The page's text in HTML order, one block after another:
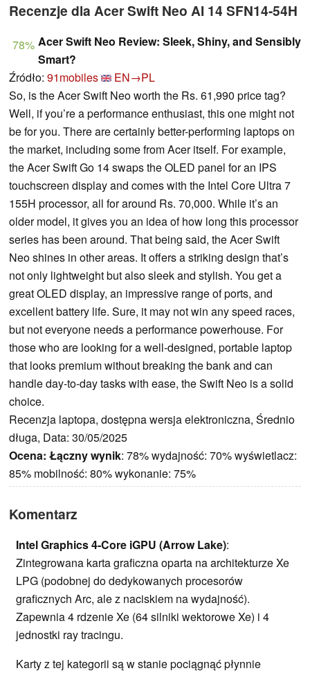
Recenzje dla Acer Swift Neo AI 14 SFN14-54H
78% Acer Swift Neo Review: Sleek, Shiny, and Sensibly
Smart?
Źródło: 91mobiles
EN→PL
So, is the Acer Swift Neo worth the Rs. 61,990 price tag?
Well, if you’re a performance enthusiast, this one might not
be for you. There are certainly better-performing laptops on
the market, including some from Acer itself. For example,
the Acer Swift Go 14 swaps the OLED panel for an IPS
touchscreen display and comes with the Intel Core Ultra 7
155H processor, all for around Rs. 70,000. While it’s an
older model, it gives you an idea of how long this processor
series has been around. That being said, the Acer Swift
Neo shines in other areas. It offers a striking design that’s
not only lightweight but also sleek and stylish. You get a
great OLED display, an impressive range of ports, and
excellent battery life. Sure, it may not win any speed races,
but not everyone needs a performance powerhouse. For
those who are looking for a well-designed, portable laptop
that looks premium without breaking the bank and can
handle day-to-day tasks with ease, the Swift Neo is a solid
choice.
Recenzja laptopa, dostępna wersja elektroniczna, Średnio
długa, Data: 30/05/2025
Ocena: Łączny wynik: 78% wydajność: 70% wyświetlacz:
85% mobilność: 80% wykonanie: 75%
Komentarz
Intel Graphics 4-Core iGPU (Arrow Lake):
Zintegrowana karta graficzna oparta na architekturze Xe
LPG (podobnej do dedykowanych procesorów
graficznych Arc, ale z naciskiem na wydajność).
Zapewnia 4 rdzenie Xe (64 silniki wektorowe Xe) i 4
jednostki ray tracingu.
Karty z tej kategorii są w stanie pociągnąć płynnie